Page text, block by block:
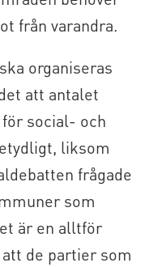
från varandra.
organiseras
att antalet
social- och
liksom
frågade
som
är en alltför
de partier som